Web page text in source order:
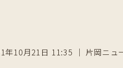
年10月21日 11:35 ｜ 片岡ニュ